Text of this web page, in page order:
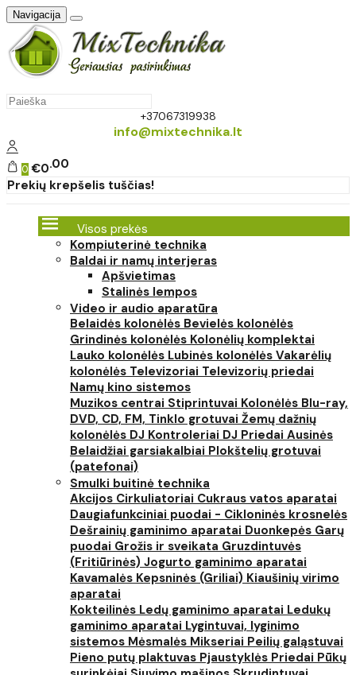
Navigacija
+37067319938
info@mixtechnika.lt
0 €0 00
Prekių krepšelis tuščias!
Visos prekės
Kompiuterinė technika
Baldai ir namų interjeras
Apšvietimas
Stalinės lempos
Video ir audio aparatūra
Belaidės kolonėlės Bevielės kolonėlės
Grindinės kolonėlės Kolonėlių komplektai
Lauko kolonėlės Lubinės kolonėlės Vakarėlių
kolonėlės Televizoriai Televizorių priedai
Namų kino sistemos
Muzikos centrai Stiprintuvai Kolonėlės Blu-ray,
DVD, CD, FM, Tinklo grotuvai Žemų dažnių
kolonėlės DJ Kontroleriai DJ Priedai Ausinės
Belaidžiai garsiakalbiai Plokštelių grotuvai
(patefonai)
Smulki buitinė technika
Akcijos Cirkuliatoriai Cukraus vatos aparatai
Daugiafunkciniai puodai - Cikloninės krosnelės
Dešrainių gaminimo aparatai Duonkepės Garų
puodai Grožis ir sveikata Gruzdintuvės
(Fritiūrinės) Jogurto gaminimo aparatai
Kavamalės Kepsninės (Griliai) Kiaušinių virimo
aparatai
Kokteilinės Ledų gaminimo aparatai Ledukų
gaminimo aparatai Lygintuvai, lyginimo
sistemos Mėsmalės Mikseriai Peilių galąstuvai
Pieno putų plaktuvas Pjaustyklės Priedai Pūkų